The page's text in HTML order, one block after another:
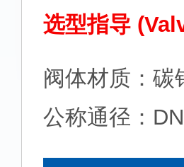
选型指导
阀体材质：碳
公称通径：